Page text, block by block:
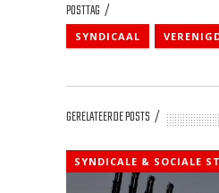
POSTTAG
SYNDICAAL
GERELATEERDE POSTS
SYNDICALE & SOCIALE